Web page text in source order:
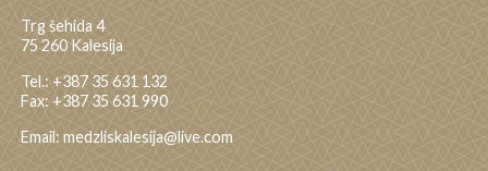
Trg šehida 4
75 260 Kalesija
Tel.: +387 35 631 132
Fax: +387 35 631 990
Email: medzliskalesija@live.com